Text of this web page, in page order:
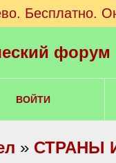
Бесплатно.
ВОЙТИ
» СТРАНЫ